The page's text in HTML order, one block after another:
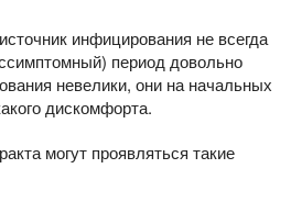
инфицирования не всегда
период довольно
невелики, они на начальных
дискомфорта.
могут проявляться такие